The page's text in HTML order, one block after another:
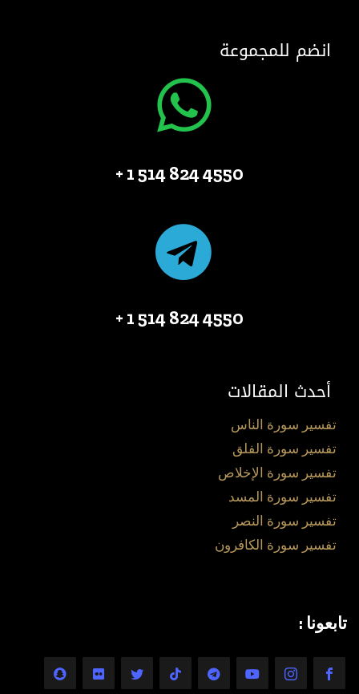
انضم للمجموعة
4550 824 514 1 +
4550 824 514 1 +
أحدث المقالات
تفسير سورة الناس
تفسير سورة الفلق
تفسير سورة الإخلاص
تفسير سورة المسد
تفسير سورة النصر
تفسير سورة الكافرون
تابعونا :